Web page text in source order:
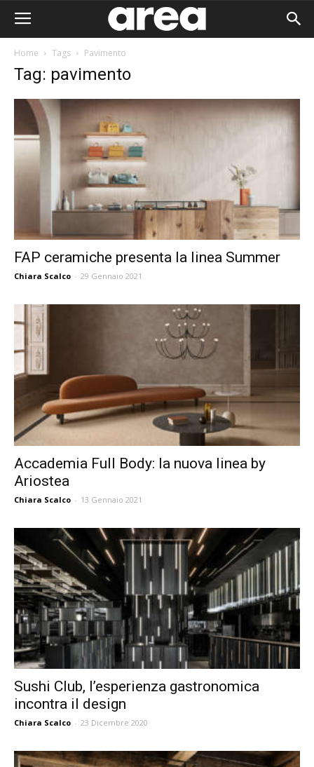
Home Tags Pavimento
Tag: pavimento
FAP ceramiche presenta la linea Summer
Chiara Scalco - 29 Gennaio 2021
Accademia Full Body: la nuova linea by
Ariostea
Chiara Scalco - 13 Gennaio 2021
Sushi Club, l’esperienza gastronomica
incontra il design
Chiara Scalco - 23 Dicembre 2020